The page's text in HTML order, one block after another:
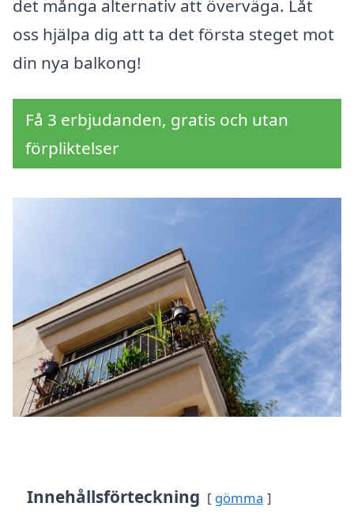
det många alternativ att överväga. Låt
oss hjälpa dig att ta det första steget mot
din nya balkong!
Få 3 erbjudanden, gratis och utan
förpliktelser
Innehållsförteckning gömma